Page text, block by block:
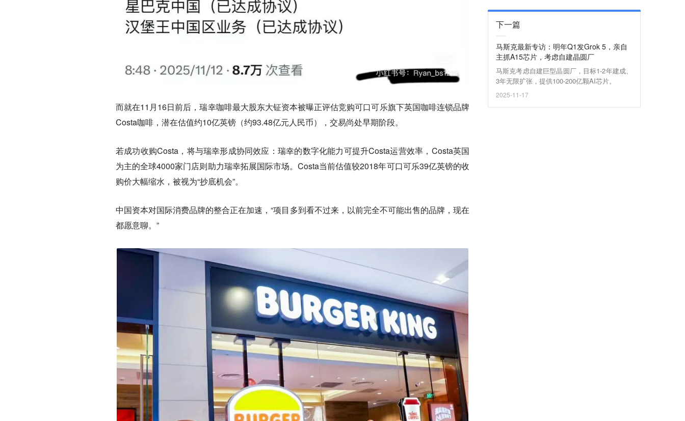
而就在11月16日前后，瑞幸咖啡最大股东大钲资本被曝正评估竞购可口可乐旗下英国咖啡连锁品牌
Costa咖啡，潜在估值约10亿英镑（约93.48亿元人民币），交易尚处早期阶段。
若成功收购Costa，将与瑞幸形成协同效应：瑞幸的数字化能力可提升Costa运营效率，Costa英国
为主的全球4000家门店则助力瑞幸拓展国际市场。Costa当前估值较2018年可口可乐39亿英镑的收
购价大幅缩水，被视为“抄底机会”。
中国资本对国际消费品牌的整合正在加速，“项目多到看不过来，以前完全不可能出售的品牌，现在
都愿意聊。”
下一篇
马斯克最新专访：明年Q1发Grok 5，亲自
主抓A15芯片，考虑自建晶圆厂
马斯克考虑自建巨型晶圆厂，目标1-2年建成、
3年无限扩张，提供100-200亿颗AI芯片。
2025-11-17